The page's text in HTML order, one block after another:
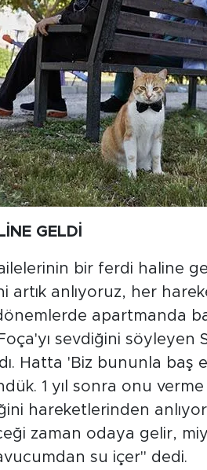
GELDİ
bir ferdi haline
artık anlıyoruz, her
apartmanda
sevdiğini söyleyen
Hatta 'Biz bununla baş
1 yıl sonra onu verme
hareketlerinden
zaman odaya gelir,
su içer" dedi.